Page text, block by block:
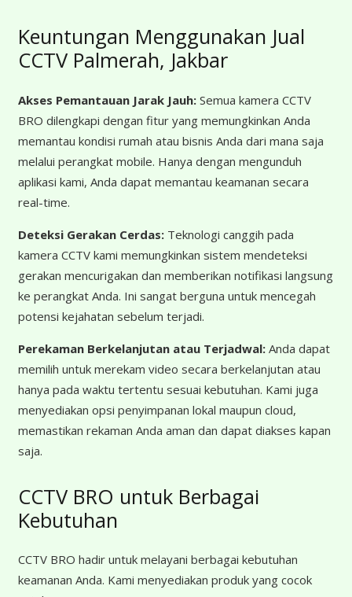
Keuntungan Menggunakan Jual
CCTV Palmerah, Jakbar
Akses Pemantauan Jarak Jauh:Semua kamera CCTV
BRO dilengkapi dengan fitur yang memungkinkan Anda
memantau kondisi rumah atau bisnis Anda dari mana saja
melalui perangkat mobile. Hanya dengan mengunduh
aplikasi kami, Anda dapat memantau keamanan secara
real-time.
Deteksi Gerakan Cerdas:Teknologi canggih pada
kamera CCTV kami memungkinkan sistem mendeteksi
gerakan mencurigakan dan memberikan notifikasi langsung
ke perangkat Anda. Ini sangat berguna untuk mencegah
potensi kejahatan sebelum terjadi.
Perekaman Berkelanjutan atau Terjadwal:Anda dapat
memilih untuk merekam video secara berkelanjutan atau
hanya pada waktu tertentu sesuai kebutuhan. Kami juga
menyediakan opsi penyimpanan lokal maupun cloud,
memastikan rekaman Anda aman dan dapat diakses kapan
saja.
CCTV BRO untuk Berbagai
Kebutuhan
CCTV BRO hadir untuk melayani berbagai kebutuhan
keamanan Anda. Kami menyediakan produk yang cocok